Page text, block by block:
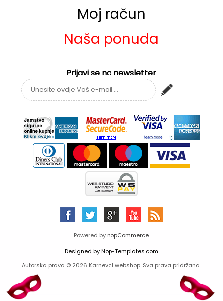
Moj račun
Naša ponuda
Prijavi se na newsletter
Powered by nopCommerce
Designed byNop-Templates.com
Autorska prava © 2026 Karneval webshop. Sva prava pridržana.